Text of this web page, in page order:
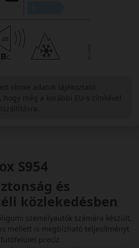
S954
és
közlekedésben
személyautók számára készült,
mellett is megbízható teljesítményt
precíz